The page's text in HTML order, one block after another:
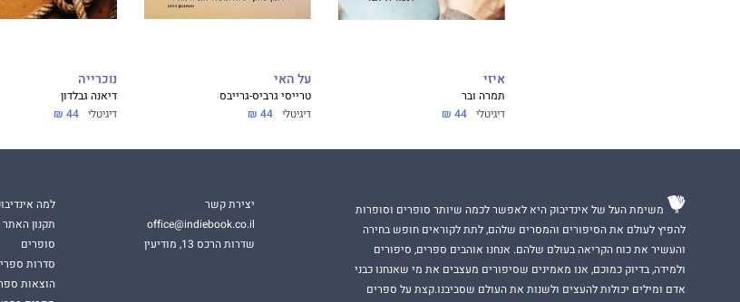
איזי
תמרה ובר
דיגיטלי 44 ₪
על האי
טרייסי גרביס-גרייבס
דיגיטלי 44 ₪
נוכרייה
דיאנה גבלדון
דיגיטלי 44 ₪
משימת העל של אינדיבוק היא לאפשר לכמה שיותר סופרים וסופרות
להפיץ לעולם את הסיפורים והמסרים שלהם, לתת לקוראים חופש בחירה
והעשיר את כוח הקריאה בעולם שלהם. אנחנו אוהבים ספרים, סיפורים
ולמידה, בדיוק כמוכם, אנו מאמינים שסיפורים מעצבים את מי שאנחנו כבני
אדם ומילים יכולות להעצים ולשנות את העולם שסביבנו.קצת על ספרים
יצירת קשר
office@indiebook.co.il
שדרות הרכס 13, מודיעין
למה
תקנון האתר
סופרים
סדרות
הוצאות